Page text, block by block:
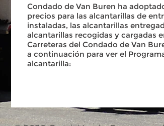
Condado de Van Buren ha
precios para las alcantarillas de
instaladas, las alcantarillas
alcantarillas recogidas y cargadas
Carreteras del Condado de Van
a continuación para ver el
alcantarilla: